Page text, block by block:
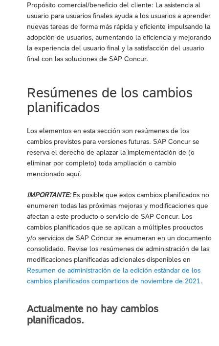
Propósito comercial/beneficio del cliente: La asistencia al
usuario para usuarios finales ayuda a los usuarios a aprender
nuevas tareas de forma más rápida y eficiente impulsando la
adopción de usuarios, aumentando la eficiencia y mejorando
la experiencia del usuario final y la satisfacción del usuario
final con las soluciones de SAP Concur.
Resúmenes de los cambios
planificados
Los elementos en esta sección son resúmenes de los
cambios previstos para versiones futuras. SAP Concur se
reserva el derecho de aplazar la implementación de (o
eliminar por completo) toda ampliación o cambio
mencionado aquí.
IMPORTANTE:Es posible que estos cambios planificados no
enumeren todas las próximas mejoras y modificaciones que
afectan a este producto o servicio de SAP Concur. Los
cambios planificados que se aplican a múltiples productos
y/o servicios de SAP Concur se enumeran en un documento
consolidado. Revise los resúmenes de administración de las
modificaciones planificadas adicionales disponibles en
Resumen de administración de la edición estándar de los
cambios planificados compartidos de noviembre de 2021.
Actualmente no hay cambios
planificados.